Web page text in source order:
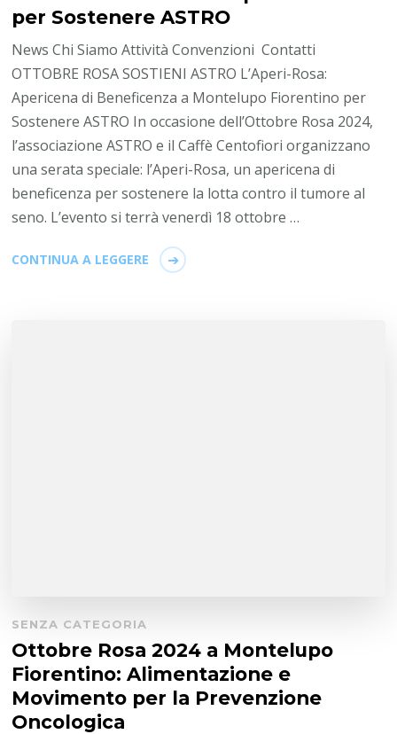
per Sostenere ASTRO
News Chi Siamo Attività Convenzioni Contatti
OTTOBRE ROSA SOSTIENI ASTRO L’Aperi-Rosa:
Apericena di Beneficenza a Montelupo Fiorentino per
Sostenere ASTRO In occasione dell’Ottobre Rosa 2024,
l’associazione ASTRO e il Caffè Centofiori organizzano
una serata speciale: l’Aperi-Rosa, un apericena di
beneficenza per sostenere la lotta contro il tumore al
seno. L’evento si terrà venerdì 18 ottobre …
CONTINUA A LEGGERE
SENZA CATEGORIA
Ottobre Rosa 2024 a Montelupo
Fiorentino: Alimentazione e
Movimento per la Prevenzione
Oncologica